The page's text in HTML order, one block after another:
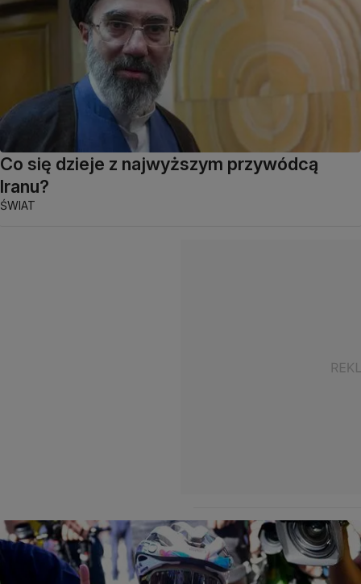
Co się dzieje z najwyższym przywódcą
Iranu?
ŚWIAT